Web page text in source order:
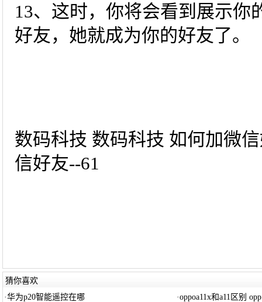
13、这时，你将会看到展示你
好友，她就成为你的好友了。
数码科技 数码科技 如何加微
信好友--61
猜你喜欢
·华为p20智能遥控在哪 ·oppoa11x和a11区别 opp